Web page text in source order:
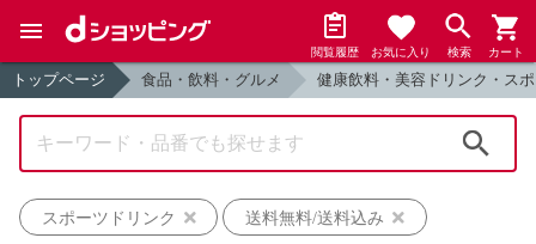
閲覧履歴 お気に入り 検索 カート
トップページ 食品・飲料・グルメ 健康飲料・美容ドリンク・ス
スポーツドリンク
送料無料/送料込み